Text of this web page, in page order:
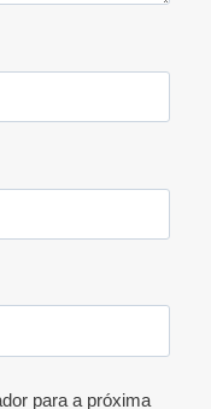
para a próxima